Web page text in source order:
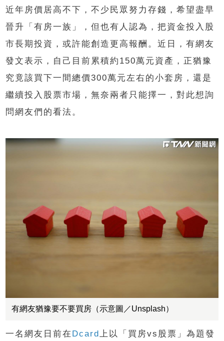
近年房價居高不下，不少民眾努力存錢，希望盡早
晉升「有房一族」，但也有人認為，把資金投入股
市長期投資，或許能創造更高報酬。近日，有網友
發文表示，自己目前累積約150萬元資產，正猶豫
究竟該買下一間總價300萬元左右的小套房，還是
繼續投入股票市場，無奈兩者只能擇一，對此想詢
問網友們的看法。
有網友猶豫要不要買房（示意圖／Unsplash）
一名網友日前在 Dcard上以「買房vs股票」為題發